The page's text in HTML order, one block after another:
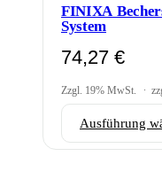
FINIXA
System
74,27 €
Zzgl. 19% MwSt.
Ausführung